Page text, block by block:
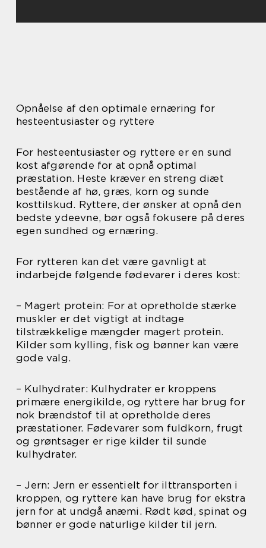
Opnåelse af den optimale ernæring for
hesteentusiaster og ryttere
For hesteentusiaster og ryttere er en sund
kost afgørende for at opnå optimal
præstation. Heste kræver en streng diæt
bestående af hø, græs, korn og sunde
kosttilskud. Ryttere, der ønsker at opnå den
bedste ydeevne, bør også fokusere på deres
egen sundhed og ernæring.
For rytteren kan det være gavnligt at
indarbejde følgende fødevarer i deres kost:
– Magert protein: For at opretholde stærke
muskler er det vigtigt at indtage
tilstrækkelige mængder magert protein.
Kilder som kylling, fisk og bønner kan være
gode valg.
– Kulhydrater: Kulhydrater er kroppens
primære energikilde, og ryttere har brug for
nok brændstof til at opretholde deres
præstationer. Fødevarer som fuldkorn, frugt
og grøntsager er rige kilder til sunde
kulhydrater.
– Jern: Jern er essentielt for ilttransporten i
kroppen, og ryttere kan have brug for ekstra
jern for at undgå anæmi. Rødt kød, spinat og
bønner er gode naturlige kilder til jern.